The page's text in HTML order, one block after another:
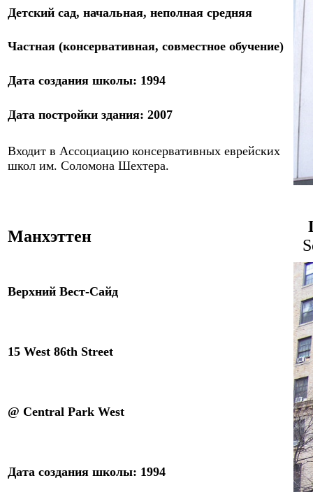
Детский сад, начальная, неполная средняя
Частная (консервативная, совместное обучение)
Дата создания школы: 1994
Дата постройки здания: 2007
Входит в Ассоциацию консервативных еврейских
школ им. Соломона Шехтера.
Манхэттен
Верхний Вест-Сайд
15 West 86th Street
@ Central Park West
Дата создания школы: 1994